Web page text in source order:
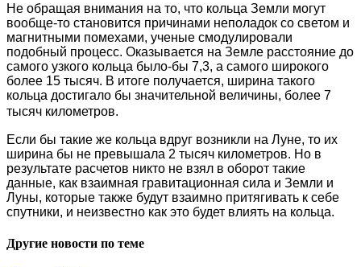
Не обращая внимания на то, что кольца Земли могут
вообще-то становится причинами неполадок со светом и
магнитными помехами, ученые смодулировали
подобный процесс. Оказывается на Земле расстояние до
самого узкого кольца было-бы 7,3, а самого широкого
более 15 тысяч. В итоге получается, ширина такого
кольца достигало бы значительной величины, более 7
тысяч километров.
Если бы такие же кольца вдруг возникли на Луне, то их
ширина бы не превышала 2 тысяч километров. Но в
результате расчетов никто не взял в оборот такие
данные, как взаимная гравитационная сила и Земли и
Луны, которые также будут взаимно притягивать к себе
спутники, и неизвестно как это будет влиять на кольца.
Другие новости по теме